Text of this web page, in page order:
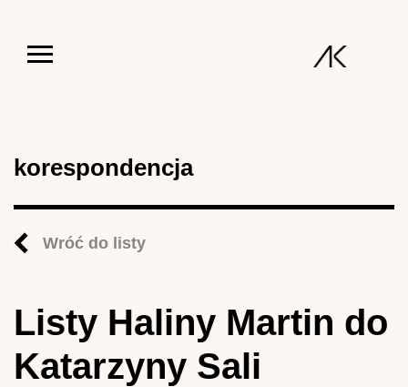
korespondencja
Wróć do listy
Listy Haliny Martin do
Katarzyny Sali